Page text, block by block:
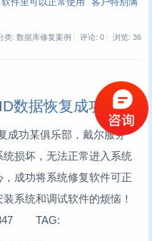
软件里可以正常使用
客户特别满
类: 数据库修复案例 评论: 0 浏览: 36
数据恢复成功
成功某俱乐部，戴尔服务
损坏，无法正常进入系统
成功将系统修复软件可正
系统和调试软件的烦恼！
TAG: